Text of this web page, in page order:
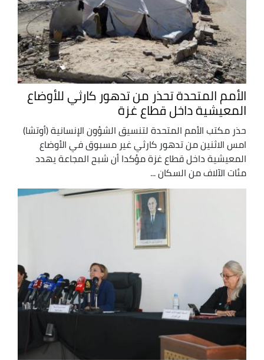
الأمم المتحدة تحذر من تدهور كارثي للأوضاع
المعيشية داخل قطاع غزة
حذر مكتب الأمم المتحدة لتنسيق الشؤون الإنسانية (أوتشا)
امس الاثنين من تدهور كارثي غير مسبوق في الأوضاع
المعيشية داخل قطاع غزة مؤكدا أن شبح المجاعة يهدد
مئات الآلاف من السكان ...